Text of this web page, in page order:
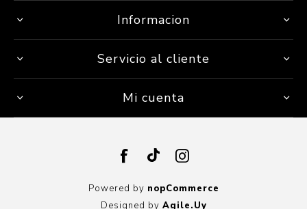
Informacion
Servicio al cliente
Mi cuenta
Powered by nopCommerce
Designed by Agile.Uy